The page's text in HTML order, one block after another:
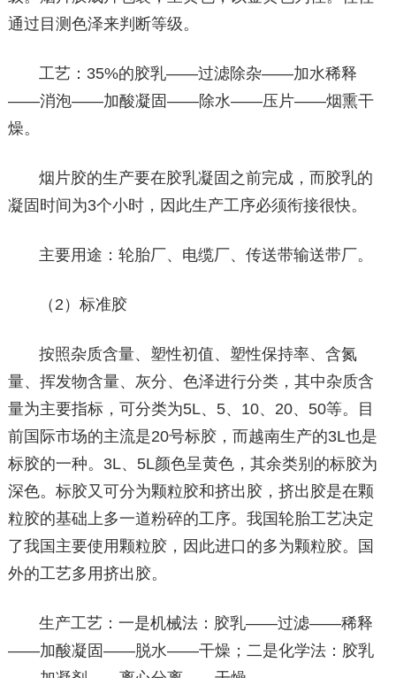
通过目测色泽来判断等级。
工艺：35%的胶乳——过滤除杂——加水稀释
——消泡——加酸凝固——除水——压片——烟熏干
燥。
烟片胶的生产要在胶乳凝固之前完成，而胶乳的
凝固时间为3个小时，因此生产工序必须衔接很快。
主要用途：轮胎厂、电缆厂、传送带输送带厂。
（2）标准胶
按照杂质含量、塑性初值、塑性保持率、含氮
量、挥发物含量、灰分、色泽进行分类，其中杂质含
量为主要指标，可分类为5L、5、10、20、50等。目
前国际市场的主流是20号标胶，而越南生产的3L也是
标胶的一种。3L、5L颜色呈黄色，其余类别的标胶为
深色。标胶又可分为颗粒胶和挤出胶，挤出胶是在颗
粒胶的基础上多一道粉碎的工序。我国轮胎工艺决定
了我国主要使用颗粒胶，因此进口的多为颗粒胶。国
外的工艺多用挤出胶。
生产工艺：一是机械法：胶乳——过滤——稀释
——加酸凝固——脱水——干燥；二是化学法：胶乳